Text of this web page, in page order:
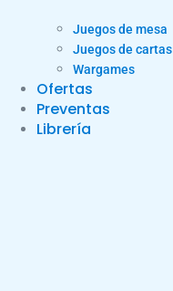
Juegos de mesa
Juegos de cartas
Wargames
Ofertas
Preventas
Librería